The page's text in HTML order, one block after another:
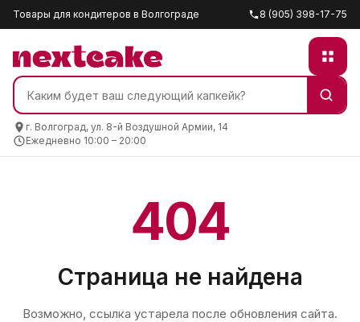
Товары для кондитеров в Волгограде 8 (905) 398-17-75
г. Волгоград, ул. 8-й Воздушной Армии, 14
Ежедневно 10:00 – 20:00
404
Страница не найдена
Возможно, ссылка устарела после обновления сайта.